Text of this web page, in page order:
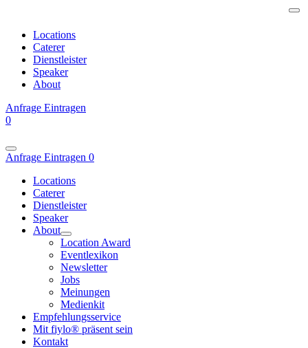
Locations
Caterer
Dienstleister
Speaker
About
Anfrage Eintragen
0
Anfrage Eintragen 0
Locations
Caterer
Dienstleister
Speaker
About
Location Award
Eventlexikon
Newsletter
Jobs
Meinungen
Medienkit
Empfehlungsservice
Mit fiylo® präsent sein
Kontakt